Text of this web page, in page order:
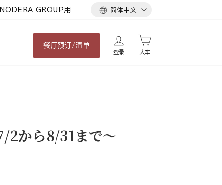
GROUP用
语
简体中文
餐厅预订/清单
登录 大车
2から8/31まで〜